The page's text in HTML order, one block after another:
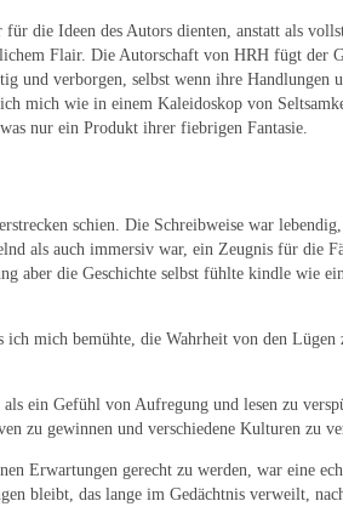
die Ideen des Autors dienten, anstatt als
Flair. Die Autorschaft von HRH fügt der
und verborgen, selbst wenn ihre Handlungen
mich wie in einem Kaleidoskop von
nur ein Produkt ihrer fiebrigen Fantasie.
schien. Die Schreibweise war lebendig,
als auch immersiv war, ein Zeugnis für die
aber die Geschichte selbst fühlte kindle wie
mich bemühte, die Wahrheit von den Lügen
ein Gefühl von Aufregung und lesen zu
zu gewinnen und verschiedene Kulturen zu
Erwartungen gerecht zu werden, war eine
bleibt, das lange im Gedächtnis verweilt,